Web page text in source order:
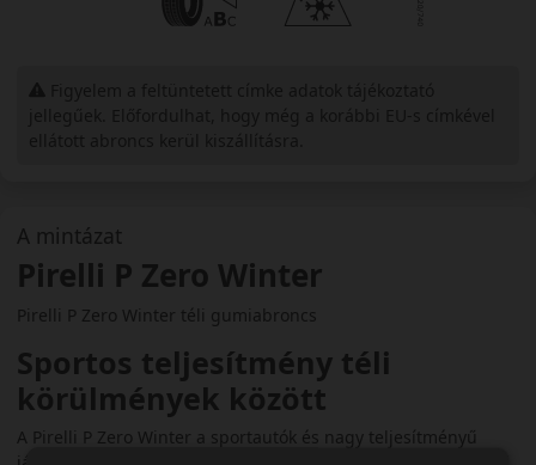
A mintázat
Pirelli P Zero Winter
Pirelli P Zero Winter téli gumiabroncs
Sportos teljesítmény téli
körülmények között
A Pirelli P Zero Winter a sportautók és nagy teljesítményű